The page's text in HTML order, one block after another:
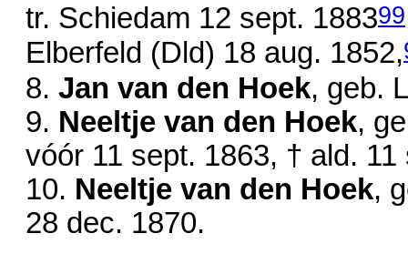
tr. Schiedam 12 sept. 188399
Elberfeld (Dld) 18 aug. 1852,
8. Jan van den Hoek, geb.
9. Neeltje van den Hoek,
vóór 11 sept. 1863, † ald. 11
10. Neeltje van den Hoek,
28 dec. 1870.